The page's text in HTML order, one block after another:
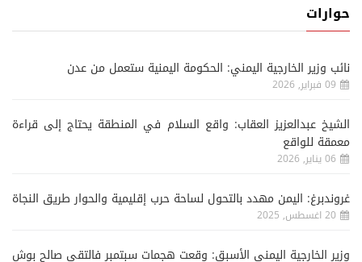
حوارات
نائب وزير الخارجية اليمني: الحكومة اليمنية ستعمل من عدن
09 فبراير, 2026
الشيخ عبدالعزيز العقاب: واقع السلام في المنطقة يحتاج إلى قراءة
معمقة للواقع
06 يناير, 2026
غروندبرغ: اليمن مهدد بالتحول لساحة حرب إقليمية والحوار طريق النجاة
20 اغسطس, 2025
وزير الخارجية اليمني الأسبق: وقعت هجمات سبتمبر فالتقى صالح بوش